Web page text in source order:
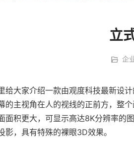
立
企
给大家介绍一款由观度科技最新设
的主视角在人的视线的正前方，整
面积更大，可显示高达8K分辨率的
影，具有特殊的裸眼3D效果。